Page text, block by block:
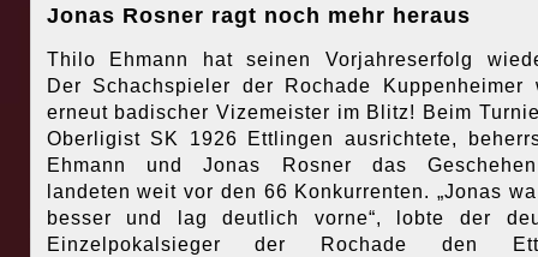
Jonas Rosner ragt noch mehr heraus
Thilo Ehmann hat seinen Vorjahreserfolg
Der Schachspieler der Rochade Kuppenheimer
erneut badischer Vizemeister im Blitz! Beim
Oberligist SK 1926 Ettlingen ausrichtete,
Ehmann und Jonas Rosner das
landeten weit vor den 66 Konkurrenten. „Jonas
besser und lag deutlich vorne“, lobte der
Einzelpokalsieger der Rochade den